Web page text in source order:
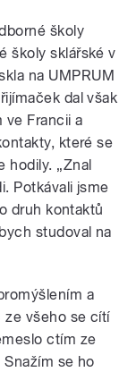
školy
školy sklářské v
na UMPRUM
dal však
ve Francii a
které se
hodily. „Znal
Potkávali jsme
druh kontaktů
studoval na
a
ze všeho se cítí
ctím ze
se ho